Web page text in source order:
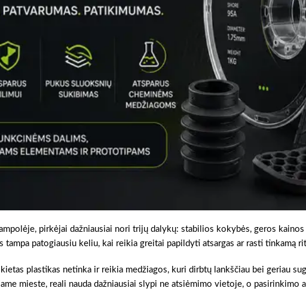
pirkėjai dažniausiai nori trijų dalykų: stabilios kokybės, geros
tampa patogiausiu keliu, kai reikia greitai papildyti atsargas ar rasti tinkamą
kietas plastikas netinka ir reikia medžiagos, kuri dirbtų lankščiau bei geriau
mieste, reali nauda dažniausiai slypi ne atsiėmimo vietoje, o pasirinkimo